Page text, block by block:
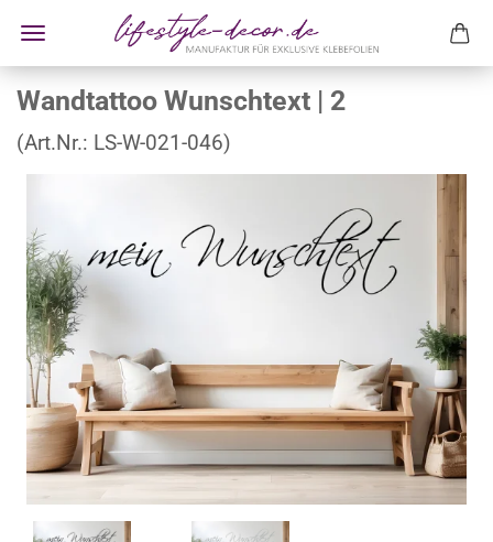
Wandtattoo Wunschtext | 2
(Art.Nr.: LS-W-021-046)